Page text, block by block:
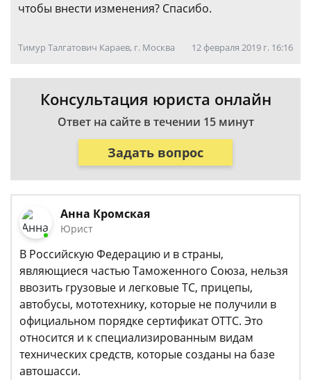
чтобы внести изменения? Спасибо.
Тимур Талгатович Караев, г. Москва 12 февраля 2019 г. 16:16
Консультация юриста онлайн
Ответ на сайте в течении 15 минут
Задать вопрос
Анна Кромская
Юрист
В Российскую Федерацию и в страны,
являющиеся частью Таможенного Союза, нельзя
ввозить грузовые и легковые ТС, прицепы,
автобусы, мототехнику, которые не получили в
официальном порядке сертификат ОТТС. Это
относится и к специализированным видам
технических средств, которые созданы на базе
автошасси.